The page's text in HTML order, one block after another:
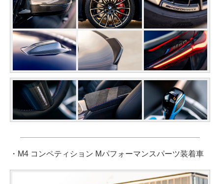
・M4 コンペティション Mパフォーマンスパーツ装着車